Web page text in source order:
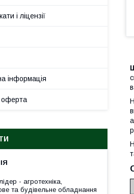
і ліцензії
інформація
оферта
- агротехніка,
та будівельне обладнання